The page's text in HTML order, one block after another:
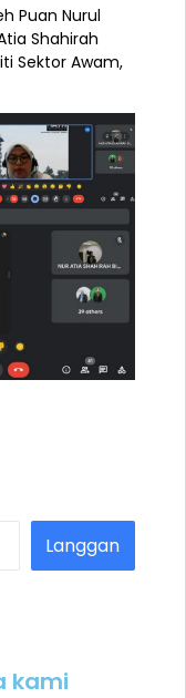
Puan Nurul
Shahirah
Sektor Awam,
Langgan
kami